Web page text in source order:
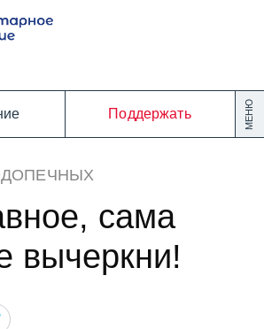
МЕНЮ
Поддержать
сама
вычеркни!